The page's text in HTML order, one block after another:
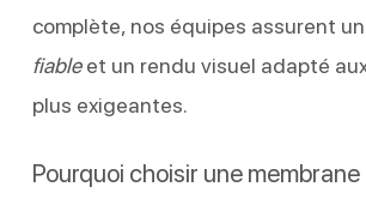
complète, nos équipes assurent
fiableet un rendu visuel adapté
plus exigeantes.
Pourquoi choisir une membrane